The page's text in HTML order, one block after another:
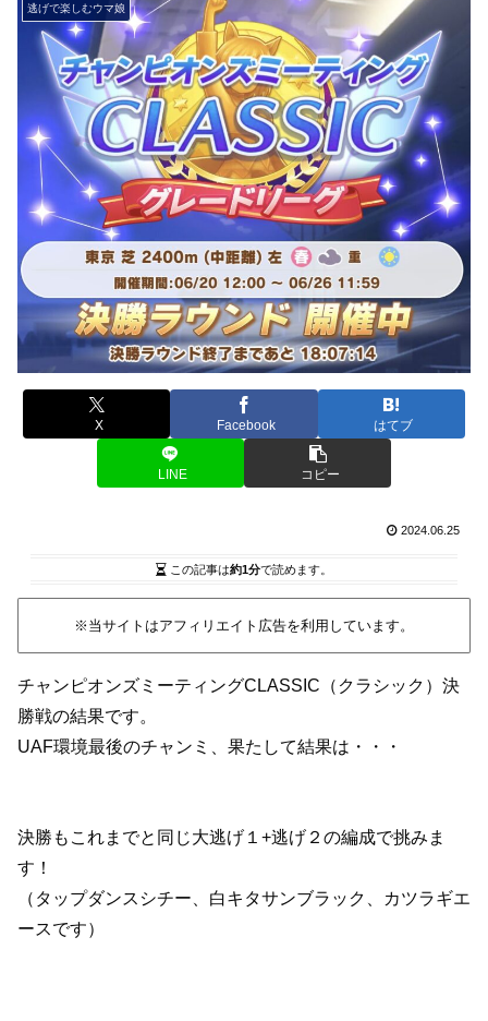
逃げで楽しむウマ娘
X Facebook はてブ
LINE コピー
2024.06.25
この記事は約1分で読めます。
※当サイトはアフィリエイト広告を利用しています。
チャンピオンズミーティングCLASSIC（クラシック）決
勝戦の結果です。
UAF環境最後のチャンミ、果たして結果は・・・
決勝もこれまでと同じ大逃げ１+逃げ２の編成で挑みま
す！
（タップダンスシチー、白キタサンブラック、カツラギエ
ースです）